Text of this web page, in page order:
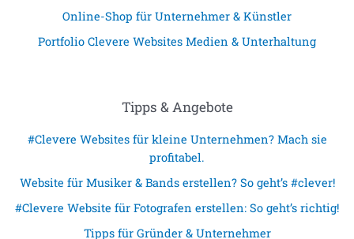
Online-Shop für Unternehmer & Künstler
Portfolio Clevere Websites Medien & Unterhaltung
Tipps & Angebote
#Clevere Websites für kleine Unternehmen? Mach sie
profitabel.
Website für Musiker & Bands erstellen? So geht’s #clever!
#Clevere Website für Fotografen erstellen: So geht’s richtig!
Tipps für Gründer & Unternehmer